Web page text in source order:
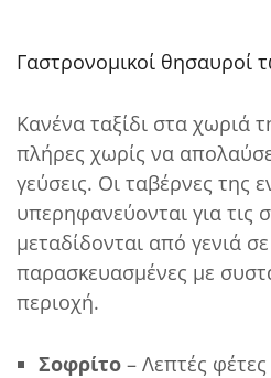
Γαστρονομικοί θησαυροί
Κανένα ταξίδι στα χωριά
πλήρες χωρίς να
γεύσεις. Οι ταβέρνες της
υπερηφανεύονται για τις
μεταδίδονται από γενιά
παρασκευασμένες με
περιοχή.
Σοφρίτο– Λεπτές